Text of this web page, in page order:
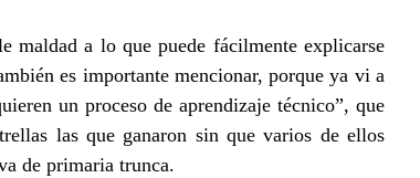
maldad a lo que puede fácilmente explicarse
es importante mencionar, porque ya vi a
un proceso de aprendizaje técnico”, que
las que ganaron sin que varios de ellos
de primaria trunca.